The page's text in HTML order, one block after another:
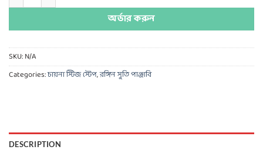
অর্ডার করুন
SKU:N/A
Categories:চায়না স্টিজ স্টেপ,রঙ্গিন সুতি পাঞ্জাবি
DESCRIPTION